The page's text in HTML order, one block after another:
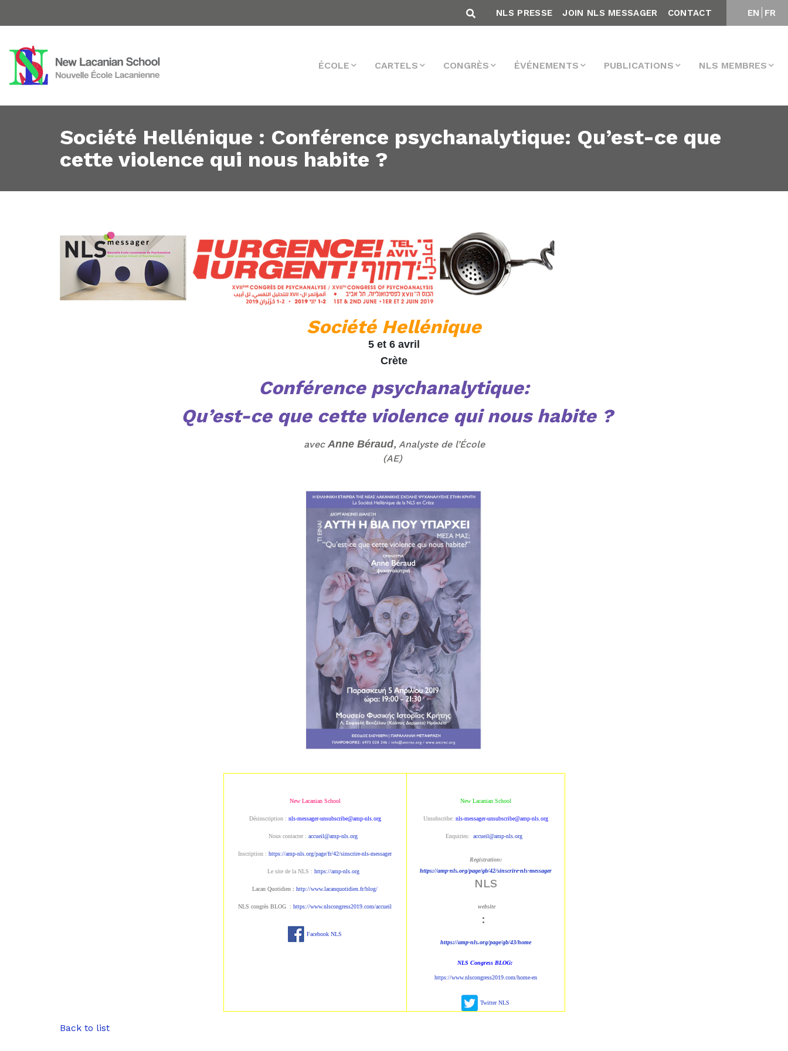
EN FR
NLS PRESSE JOIN NLS MESSAGER CONTACT
ÉCOLE CARTELS CONGRÈS ÉVÉNEMENTS PUBLICATIONS NLS MEMBRES
Société Hellénique : Conférence psychanalytique: Qu’est-ce que
cette violence qui nous habite ?
Société Hellénique
5 et 6 avril
Crète
Conférence psychanalytique:
Qu’est-ce que cette violence qui nous habite ?
avec Anne Béraud, Analyste de l’École
(AE)
New Lacanian School
Désinscription : nls-messager-unsubscribe@amp-nls.org
Nous contacter : accueil@amp-nls.org
Inscription : https://amp-nls.org/page/fr/42/sinscrire-nls-messager
Le site de la NLS : https://amp-nls.org
Lacan Quotidien : http://www.lacanquotidien.fr/blog/
NLS congrès BLOG : https://www.nlscongress2019.com/accueil
Facebook NLS
New Lacanian School
Unsubscribe: nls-messager-unsubscribe@amp-nls.org
Enquiries: accueil@amp-nls.org
Registration:
https://amp-nls.org/page/gb/42/sinscrire-nls-messager
NLS
website
:
https://amp-nls.org/page/gb/43/home
NLS Congress BLOG:
https://www.nlscongress2019.com/home-en
Twitter NLS
Back to list